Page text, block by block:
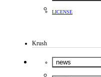
LICENSE
Krush
news